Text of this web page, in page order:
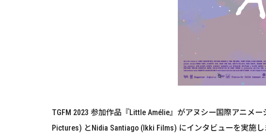
TGFM 2023 参加作品『Little Amélie』がアヌシー国際アニメ
Pictures) とNidia Santiago (Ikki Films) にインタビューを実施し